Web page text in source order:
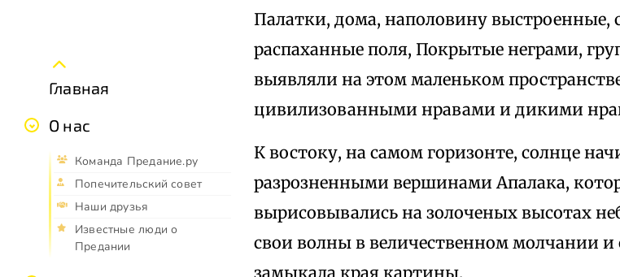
Главная
О нас
Команда Предание.ру
Попечительский совет
Наши друзья
Известные люди о
Предании
Палатки, дома, наполовину выстроенные,
распаханные поля, Покрытые неграми,
выявляли на этом маленьком
цивилизованными нравами и дикими
К востоку, на самом горизонте, солнце
разрозненными вершинами Апалака,
вырисовывались на золоченых высотах
свои волны в величественном молчании
замыкала края картины.